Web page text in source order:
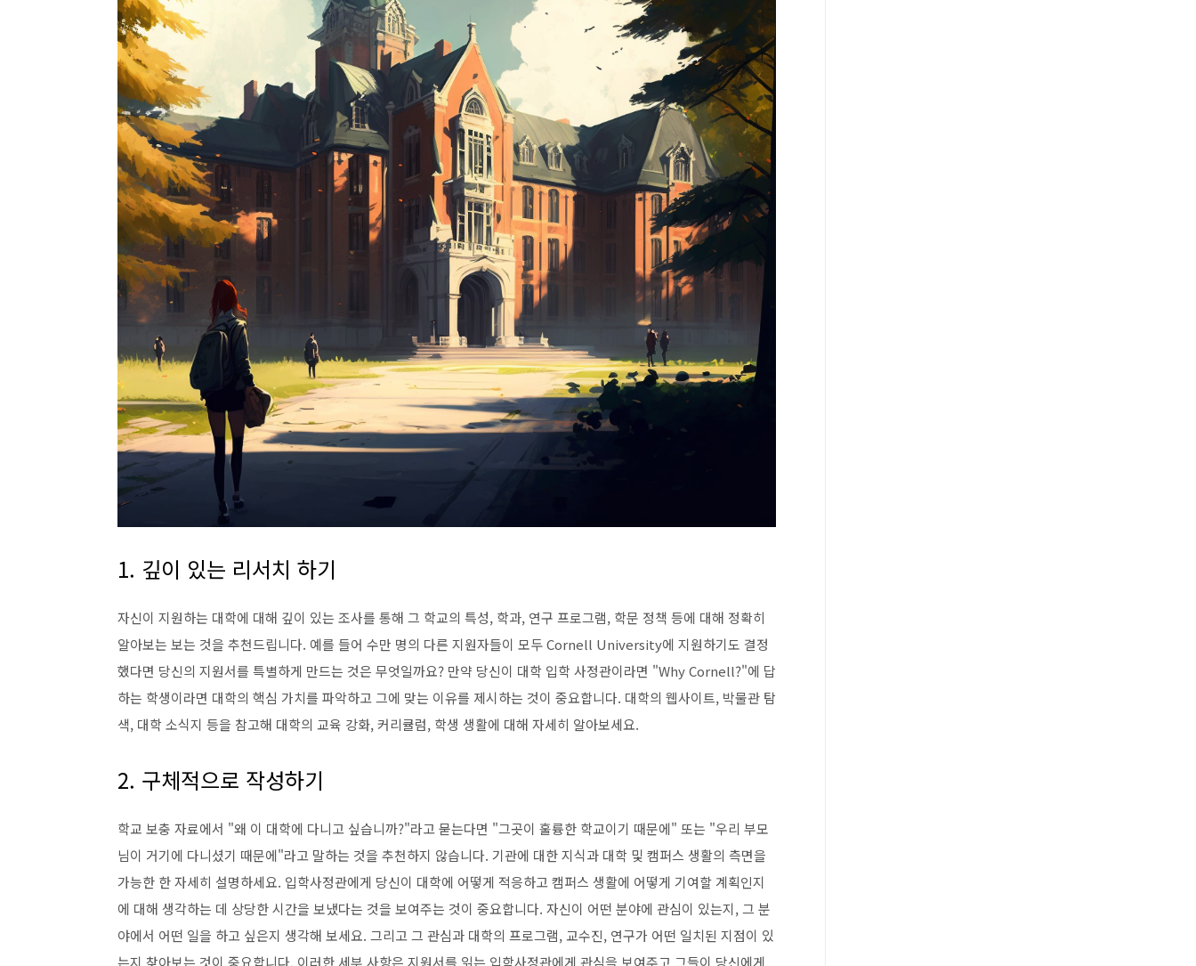
1. 깊이 있는 리서치 하기
자신이 지원하는 대학에 대해 깊이 있는 조사를 통해 그 학교의 특성, 학과, 연구 프로그램, 학문 정책 등에 대해 정확히
알아보는 보는 것을 추천드립니다. 예를 들어 수만 명의 다른 지원자들이 모두 Cornell University에 지원하기도 결정
했다면 당신의 지원서를 특별하게 만드는 것은 무엇일까요? 만약 당신이 대학 입학 사정관이라면 "Why Cornell?"에 답
하는 학생이라면 대학의 핵심 가치를 파악하고 그에 맞는 이유를 제시하는 것이 중요합니다. 대학의 웹사이트, 박물관 탐
색, 대학 소식지 등을 참고해 대학의 교육 강화, 커리큘럼, 학생 생활에 대해 자세히 알아보세요.
2. 구체적으로 작성하기
학교 보충 자료에서 "왜 이 대학에 다니고 싶습니까?"라고 묻는다면 "그곳이 훌륭한 학교이기 때문에" 또는 "우리 부모
님이 거기에 다니셨기 때문에"라고 말하는 것을 추천하지 않습니다. 기관에 대한 지식과 대학 및 캠퍼스 생활의 측면을
가능한 한 자세히 설명하세요. 입학사정관에게 당신이 대학에 어떻게 적응하고 캠퍼스 생활에 어떻게 기여할 계획인지
에 대해 생각하는 데 상당한 시간을 보냈다는 것을 보여주는 것이 중요합니다. 자신이 어떤 분야에 관심이 있는지, 그 분
야에서 어떤 일을 하고 싶은지 생각해 보세요. 그리고 그 관심과 대학의 프로그램, 교수진, 연구가 어떤 일치된 지점이 있
는지 찾아보는 것이 중요합니다. 이러한 세부 사항은 지원서를 읽는 입학사정관에게 관심을 보여주고 그들이 당신에게